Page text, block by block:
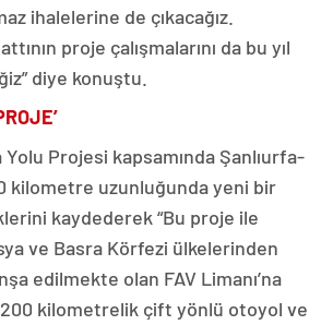
ihalelerine de çıkacağız.
proje çalışmalarını da bu yıl
diye konuştu.
Yolu Projesi kapsamında Şanlıurfa-
kilometre uzunluğunda yeni bir
kaydederek “Bu proje ile
ve Basra Körfezi ülkelerinden
edilmekte olan FAV Limanı’na
kilometrelik çift yönlü otoyol ve